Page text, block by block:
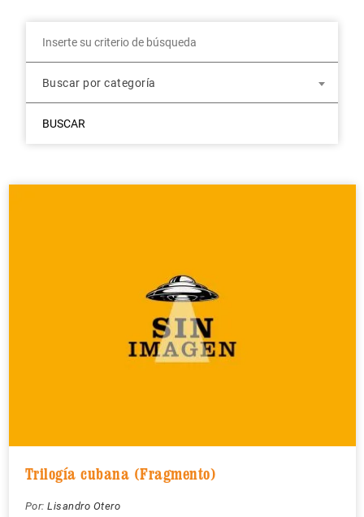
Buscar por categoría
BUSCAR
Trilogía cubana (Fragmento)
Por: Lisandro Otero